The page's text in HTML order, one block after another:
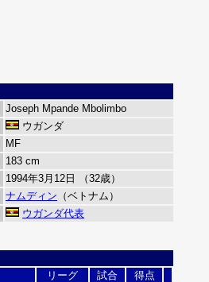
Joseph Mpande Mbolimbo
ウガンダ
MF
183 cm
1994年3月12日 （32歳）
ナムディン （ベトナム）
ウガンダ代表
リーグ 試合
得点